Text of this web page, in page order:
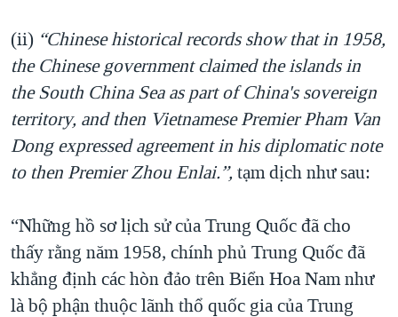
(ii) “Chinese historical records show that in 1958,
the Chinese government claimed the islands in
the South China Sea as part of China's sovereign
territory, and then Vietnamese Premier Pham Van
Dong expressed agreement in his diplomatic note
to then Premier Zhou Enlai.”, tạm dịch như sau:
“Những hồ sơ lịch sử của Trung Quốc đã cho
thấy rằng năm 1958, chính phủ Trung Quốc đã
khẳng định các hòn đảo trên Biển Hoa Nam như
là bộ phận thuộc lãnh thổ quốc gia của Trung